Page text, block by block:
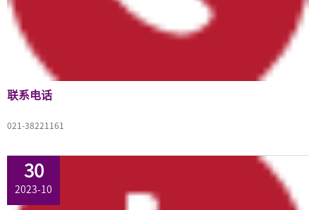
联系电话
021-38221161
30
2023-10